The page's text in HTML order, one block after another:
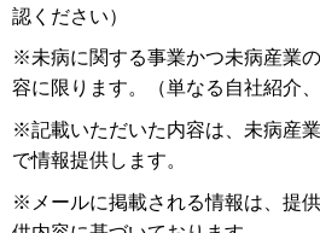
認ください）
※未病に関する事業かつ未病産業
容に限ります。（単なる自社紹介
※記載いただいた内容は、未病産
で情報提供します。
※メールに掲載される情報は、提